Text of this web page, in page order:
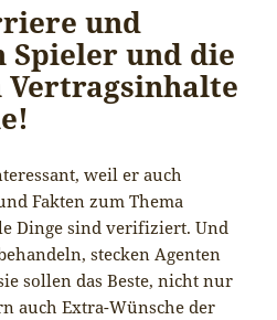
und
Spieler und die
Vertragsinhalte
weil er auch
Fakten zum Thema
Dinge sind verifiziert. Und
stecken Agenten
sollen das Beste, nicht nur
auch Extra-Wünsche der